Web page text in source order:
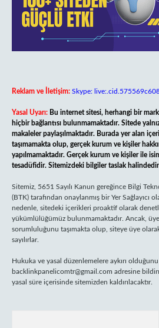
Reklam ve İletişim: Skype:
Yasal Uyarı: Bu internet sitesi, herhangi bir
hiçbir bağlantısı bulunmamaktadır. Sitede
makaleler paylaşılmaktadır. Burada yer alan
taşımamakta olup, gerçek kurum ve kişiler
yapılmamaktadır. Gerçek kurum ve kişiler ile
tesadüfidir. Sitemizdeki bilgiler taslak
Sitemiz, 5651 Sayılı Kanun gereğince Bilgi
(BTK) tarafından onaylanmış bir Yer Sağlayıcı
nedenle, sitedeki içerikleri proaktif olarak
yükümlülüğümüz bulunmamaktadır. Ancak,
sorumluluğunu taşımakta olup, siteye üye
sayılırlar.
Hukuka ve yasal düzenlemelere aykırı
backlinkpanelicomtr@gmail.com adresine
yasal süre içerisinde sitemizden kaldırılacaktır.